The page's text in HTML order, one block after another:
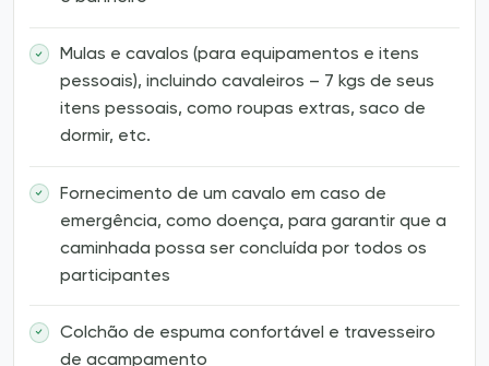
Mulas e cavalos (para equipamentos e itens
pessoais), incluindo cavaleiros – 7 kgs de seus
itens pessoais, como roupas extras, saco de
dormir, etc.
Fornecimento de um cavalo em caso de
emergência, como doença, para garantir que a
caminhada possa ser concluída por todos os
participantes
Colchão de espuma confortável e travesseiro
de acampamento